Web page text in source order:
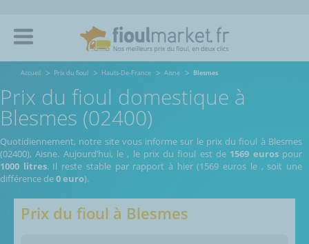
Accueil Prix du fioul Hauts-De-France Aisne Blesmes
Prix du fioul domestique à
Blesmes (02400)
Quotidiennement, notre site vous informe sur le prix du fioul à Blesmes
(02400), Aisne. Aujourd’hui, le, le prix du fioul est de 1569 eurospour
1000 litres. Il reste stable par rapport à hier (1569 euros le , soit une
différence de0 euro).
Prix du fioul à Blesmes